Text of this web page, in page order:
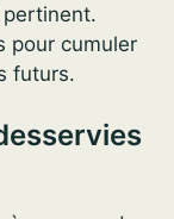
pertinent.
pour cumuler
futurs.